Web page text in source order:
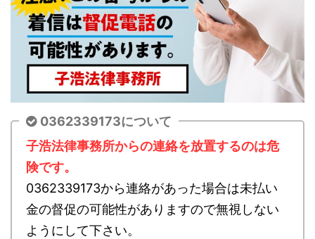
0362339173について
子浩法律事務所からの連絡を放置するのは危
険です。
0362339173から連絡があった場合は未払い
金の督促の可能性がありますので無視しない
ようにして下さい。